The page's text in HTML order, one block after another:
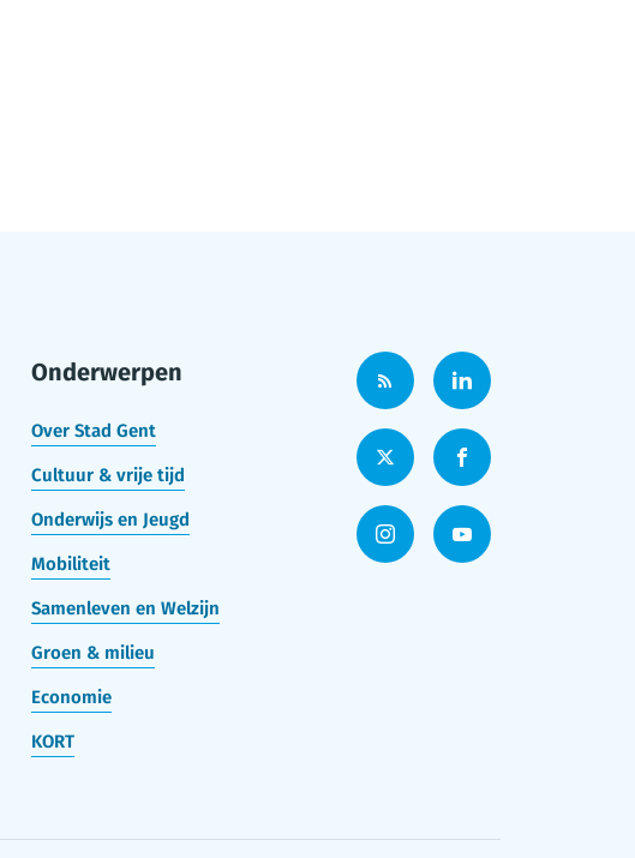
Onderwerpen
Over Stad Gent
Cultuur & vrije tijd
Onderwijs en Jeugd
Mobiliteit
Samenleven en Welzijn
Groen & milieu
Economie
KORT